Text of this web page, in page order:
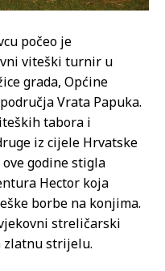
počeo je
viteški turnir u
grada, Općine
Vrata Papuka.
tabora i
iz cijele Hrvatske
godine stigla
Hector koja
borbe na konjima.
streličarski
zlatnu strijelu.